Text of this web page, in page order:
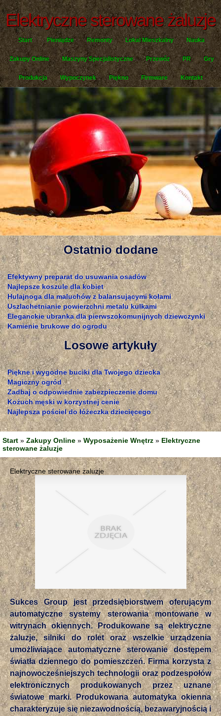
Elektryczne sterowane żaluzje
Start Pieniądze Remonty Lokal Mieszkalny Nauka
Zakupy Online Maszyny Specjalistyczne Przewóz PR Gry
Produkcja Wypoczynek Piękno Firmware Kontakt
Ostatnio dodane
Efektywny preparat do usuwania osadów
Najlepsze koszule dla kobiet
Hulajnoga dla maluchów z balansującymi kołami
Uszlachetnianie powierzchni metalu kulkami
Eleganckie ubranka dla pierwszokomunijnych dziewczynki
Kamienie brukowe do ogrodu
Losowe artykuły
Piękne i wygodne buciki dla Twojego dziecka
Magiczny ogród
Zadbaj o odpowiednie zabezpieczenie domu
Kożuch męski w korzystnej cenie
Najlepsza pościel do łóżeczka dziecięcego
Start » Zakupy Online » Wyposażenie Wnętrz » Elektryczne
sterowane żaluzje
Elektryczne sterowane żaluzje
Sukces Group jest przedsiębiorstwem oferującym
automatyczne systemy sterowania montowane w
witrynach okiennych. Produkowane są elektryczne
żaluzje, silniki do rolet oraz wszelkie urządzenia
umożliwiające automatyczne sterowanie dostępem
światła dziennego do pomieszczeń. Firma korzysta z
najnowocześniejszych technologii oraz podzespołów
elektronicznych produkowanych przez uznane
światowe marki. Produkowana automatyka okienna
charakteryzuje się niezawodnością, bezawaryjnością i